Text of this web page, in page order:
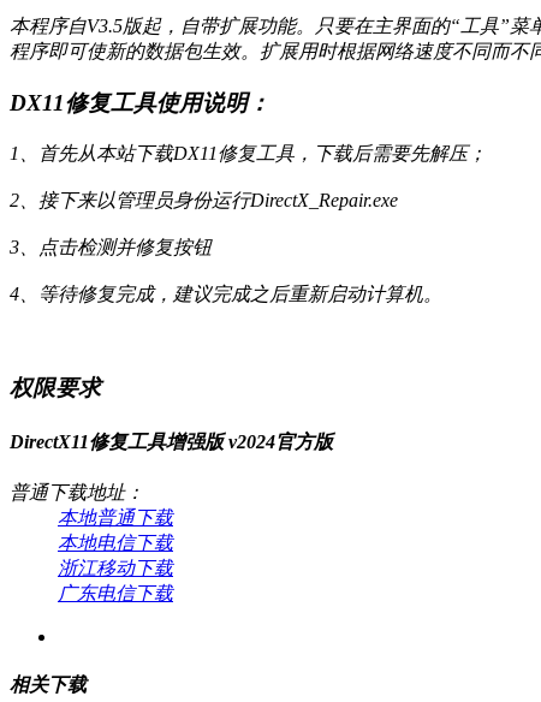
本程序自V3.5版起，自带扩展功能。只要在主界面的“工具”
程序即可使新的数据包生效。扩展用时根据网络速度不同而不
DX11修复工具使用说明：
1、首先从本站下载DX11修复工具，下载后需要先解压；
2、接下来以管理员身份运行DirectX_Repair.exe
3、点击检测并修复按钮
4、等待修复完成，建议完成之后重新启动计算机。
权限要求
DirectX11修复工具增强版 v2024官方版
普通下载地址：
本地普通下载
本地电信下载
浙江移动下载
广东电信下载
相关下载